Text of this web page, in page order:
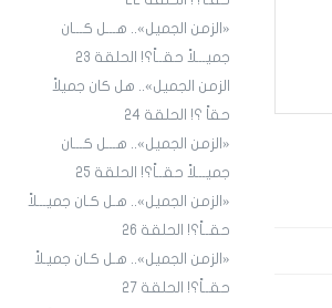
«الزمن الجميل».. هـــل كـــان
جميـــلاً حقــاً؟! الحلقة 23
الزمن الجميل».. هل كان جميلاً
حقاً ؟! الحلقة 24
«الزمن الجميل».. هـــل كـــان
جميـــلاً حقــاً؟! الحلقة 25
«الزمن الجميل».. هـل كـان جميـــلاً
حقــاً؟! الحلقة 26
«الزمن الجميل».. هـل كـان جميـلاً
حقــاً؟! الحلقة 27